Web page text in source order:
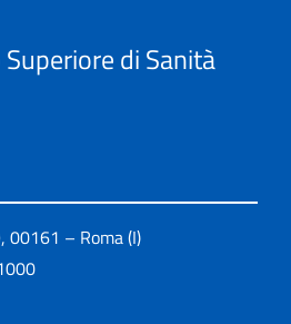
di Sanità
00161 – Roma (I)